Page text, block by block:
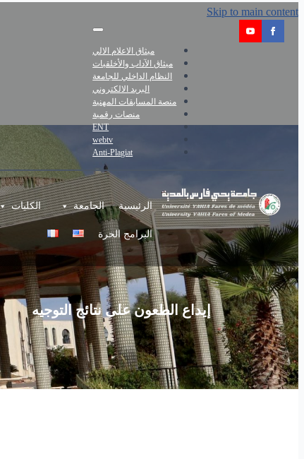
Skip to main content
ميثاق الاعلام الالي
ميثاق الآداب والأخلقيات
النظام الداخلي للجامعة
البريد الالكتروني
منصة المسابقات المهنية
منصات رقمية
ENT
webtv
Anti-Plagiat
الرئيسية الجامعة الكليات
البرامج الحرة
إيداع الطعون على نتائج التوجيه